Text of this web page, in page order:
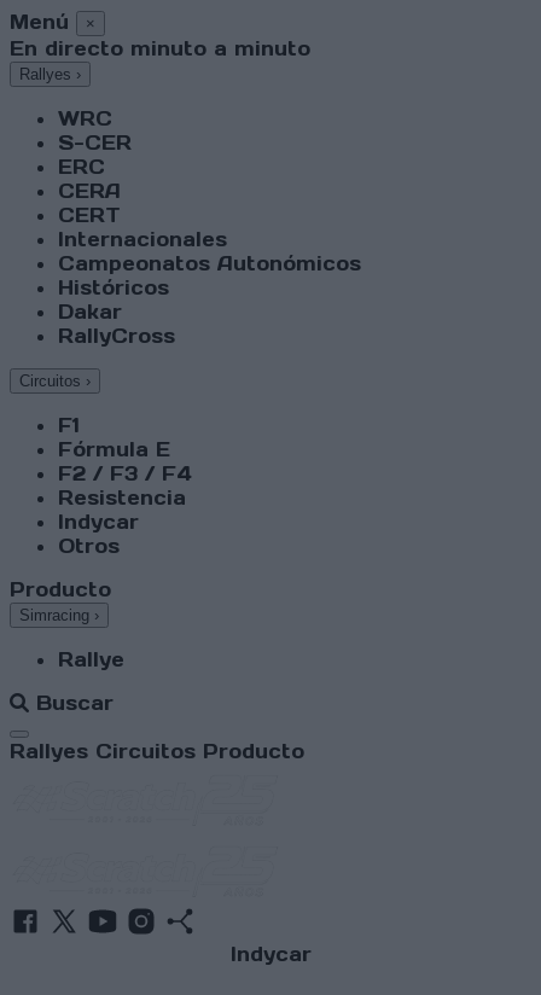
Menú ×
En directo minuto a minuto
Rallyes ›
WRC
S-CER
ERC
CERA
CERT
Internacionales
Campeonatos Autonómicos
Históricos
Dakar
RallyCross
Circuitos ›
F1
Fórmula E
F2 / F3 / F4
Resistencia
Indycar
Otros
Producto
Simracing ›
Rallye
Buscar
Abrir menú
Rallyes Circuitos Producto
Indycar